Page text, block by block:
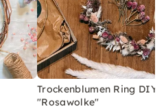
Trockenblumen Ring DIY-
"Rosawolke"